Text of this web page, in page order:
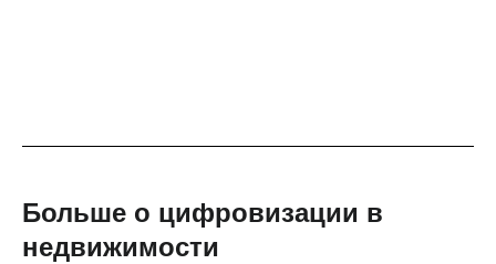
Больше о цифровизации в
недвижимости